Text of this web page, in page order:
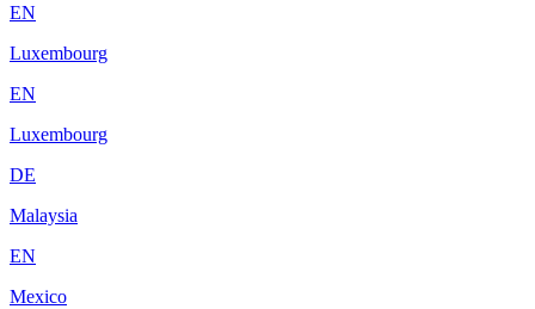
EN
Luxembourg
EN
Luxembourg
DE
Malaysia
EN
Mexico